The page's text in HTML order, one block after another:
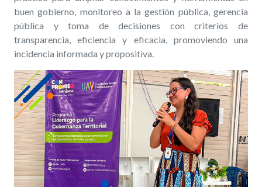
buen gobierno, monitoreo a la gestión pública, gerencia
pública y toma de decisiones con criterios de
transparencia, eficiencia y eficacia, promoviendo una
incidencia informada y propositiva.